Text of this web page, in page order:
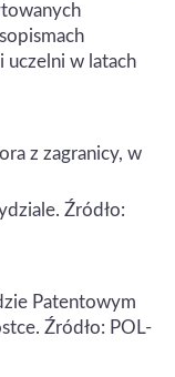
uczelni w latach
z zagranicy, w
Źródło:
Patentowym
Źródło: POL-